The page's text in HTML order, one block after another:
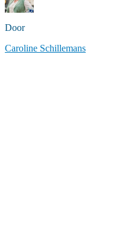
Door
Caroline Schillemans